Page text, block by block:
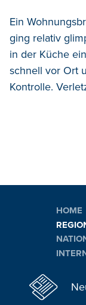
Ein
ging relativ
in der Küche
schnell vor Ort
Kontrolle.
HOME